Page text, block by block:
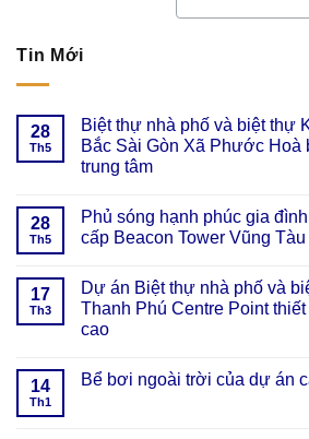
Tin Mới
28
Th5
Biệt thự nhà phố và biệt thự
Bắc Sài Gòn Xã Phước Hoà
trung tâm
28
Th5
Phủ sóng hạnh phúc gia
cấp Beacon Tower Vũng
17
Th3
Dự án Biệt thự nhà phố và
Thanh Phú Centre Point
cao
14
Th1
Bể bơi ngoài trời của dự án